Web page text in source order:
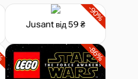
-90%
Jusantвід 59 ₴
-86%